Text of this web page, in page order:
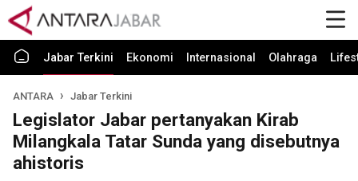
Jabar Terkini Ekonomi Internasional Olahraga
ANTARA Jabar Terkini
Legislator Jabar pertanyakan Kirab
Milangkala Tatar Sunda yang disebutnya
ahistoris